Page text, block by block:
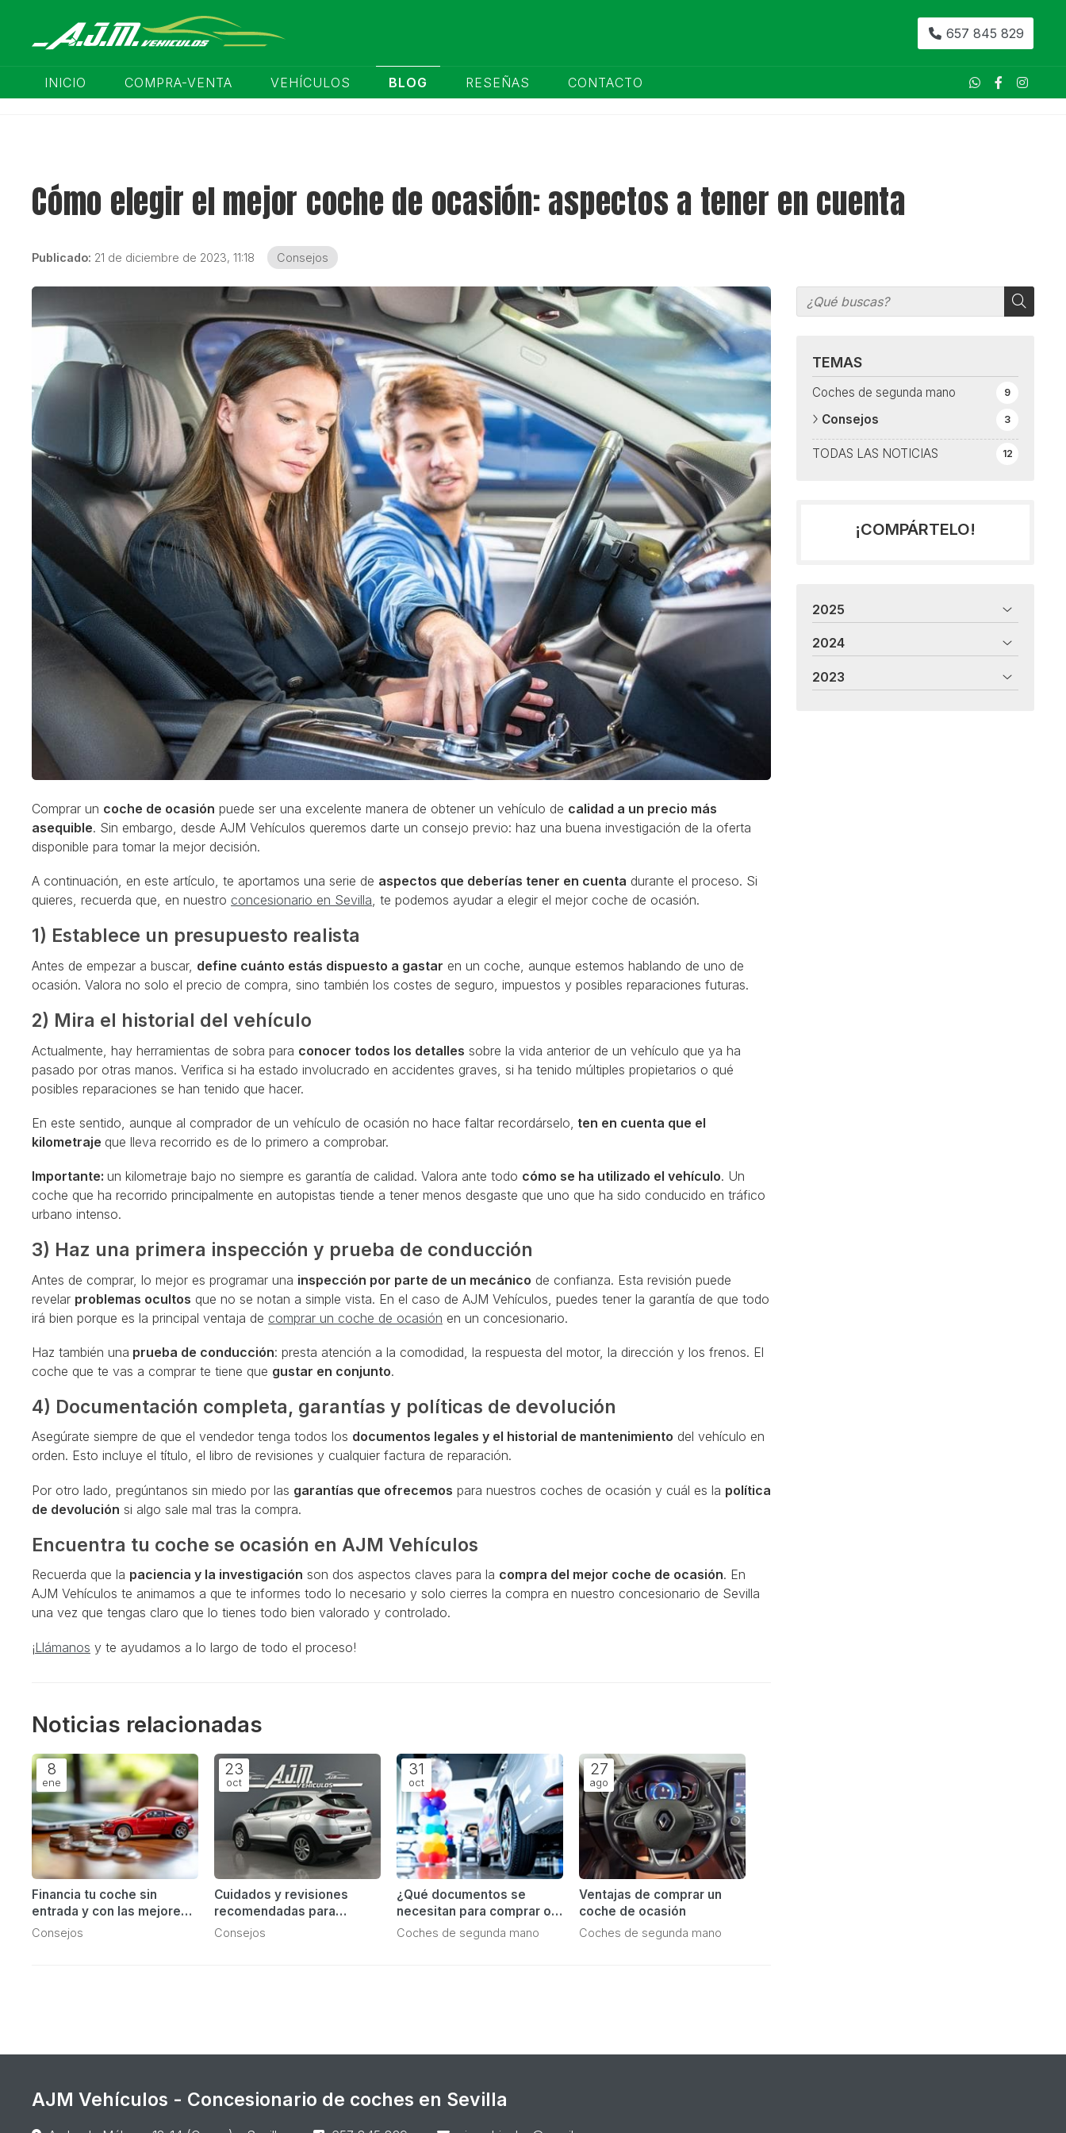
657 845 829
INICIO COMPRA-VENTA VEHÍCULOS BLOG RESEÑAS CONTACTO
Cómo elegir el mejor coche de ocasión: aspectos a tener en cuenta
Publicado: 21 de diciembre de 2023, 11:18 Consejos
TEMAS
TODAS LAS NOTICIAS 12
Coches de segunda mano 9
Consejos 3
Comprar un coche de ocasión puede ser una excelente manera de obtener un vehículo de calidad a un precio más
asequible. Sin embargo, desde AJM Vehículos queremos darte un consejo previo: haz una buena investigación de la oferta
disponible para tomar la mejor decisión.
A continuación, en este artículo, te aportamos una serie de aspectos que deberías tener en cuenta durante el proceso. Si
quieres, recuerda que, en nuestro concesionario en Sevilla, te podemos ayudar a elegir el mejor coche de ocasión.
1) Establece un presupuesto realista
Antes de empezar a buscar, define cuánto estás dispuesto a gastar en un coche, aunque estemos hablando de uno de
ocasión. Valora no solo el precio de compra, sino también los costes de seguro, impuestos y posibles reparaciones futuras.
2) Mira el historial del vehículo
Actualmente, hay herramientas de sobra para conocer todos los detalles sobre la vida anterior de un vehículo que ya ha
pasado por otras manos. Verifica si ha estado involucrado en accidentes graves, si ha tenido múltiples propietarios o qué
posibles reparaciones se han tenido que hacer.
En este sentido, aunque al comprador de un vehículo de ocasión no hace faltar recordárselo, ten en cuenta que el
kilometraje que lleva recorrido es de lo primero a comprobar.
Importante: un kilometraje bajo no siempre es garantía de calidad. Valora ante todo cómo se ha utilizado el vehículo. Un
coche que ha recorrido principalmente en autopistas tiende a tener menos desgaste que uno que ha sido conducido en tráfico
urbano intenso.
3) Haz una primera inspección y prueba de conducción
Antes de comprar, lo mejor es programar una inspección por parte de un mecánico de confianza. Esta revisión puede
revelar problemas ocultos que no se notan a simple vista. En el caso de AJM Vehículos, puedes tener la garantía de que todo
irá bien porque es la principal ventaja de comprar un coche de ocasión en un concesionario.
Haz también una prueba de conducción: presta atención a la comodidad, la respuesta del motor, la dirección y los frenos. El
coche que te vas a comprar te tiene que gustar en conjunto.
4) Documentación completa, garantías y políticas de devolución
Asegúrate siempre de que el vendedor tenga todos los documentos legales y el historial de mantenimiento del vehículo en
orden. Esto incluye el título, el libro de revisiones y cualquier factura de reparación.
Por otro lado, pregúntanos sin miedo por las garantías que ofrecemos para nuestros coches de ocasión y cuál es la política
de devolución si algo sale mal tras la compra.
Encuentra tu coche se ocasión en AJM Vehículos
Recuerda que la paciencia y la investigación son dos aspectos claves para la compra del mejor coche de ocasión. En
AJM Vehículos te animamos a que te informes todo lo necesario y solo cierres la compra en nuestro concesionario de Sevilla
una vez que tengas claro que lo tienes todo bien valorado y controlado.
¡Llámanos y te ayudamos a lo largo de todo el proceso!
Noticias relacionadas
8
ene
Financia tu coche sin
entrada y con las mejores
condiciones
Consejos
23
oct
Cuidados y revisiones
recomendadas para
mantener tu vehículo en
Consejos
31
oct
¿Qué documentos se
necesitan para comprar o
vender un coche de
Coches de segunda mano
27
ago
Ventajas de comprar un
coche de ocasión
Coches de segunda mano
¡COMPÁRTELO!
2025
2024
2023
AJM Vehículos - Concesionario de coches en Sevilla